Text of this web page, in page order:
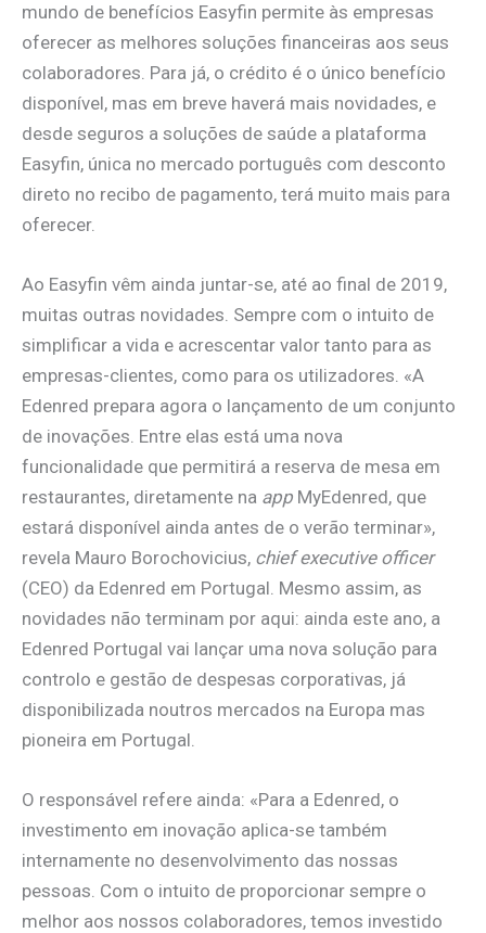
mundo de benefícios Easyfin permite às empresas
oferecer as melhores soluções financeiras aos seus
colaboradores. Para já, o crédito é o único benefício
disponível, mas em breve haverá mais novidades, e
desde seguros a soluções de saúde a plataforma
Easyfin, única no mercado português com desconto
direto no recibo de pagamento, terá muito mais para
oferecer.
Ao Easyfin vêm ainda juntar-se, até ao final de 2019,
muitas outras novidades. Sempre com o intuito de
simplificar a vida e acrescentar valor tanto para as
empresas-clientes, como para os utilizadores. «A
Edenred prepara agora o lançamento de um conjunto
de inovações. Entre elas está uma nova
funcionalidade que permitirá a reserva de mesa em
restaurantes, diretamente na app MyEdenred, que
estará disponível ainda antes de o verão terminar»,
revela Mauro Borochovicius, chief executive officer
(CEO) da Edenred em Portugal. Mesmo assim, as
novidades não terminam por aqui: ainda este ano, a
Edenred Portugal vai lançar uma nova solução para
controlo e gestão de despesas corporativas, já
disponibilizada noutros mercados na Europa mas
pioneira em Portugal.
O responsável refere ainda: «Para a Edenred, o
investimento em inovação aplica-se também
internamente no desenvolvimento das nossas
pessoas. Com o intuito de proporcionar sempre o
melhor aos nossos colaboradores, temos investido